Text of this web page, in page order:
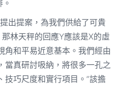
出提案，為我們供給了可貴
那林天秤的回應Y應該是X的虛
角和平易近意基本。我們經由
當真研討吸納，將很多一孔之
技巧尺度和實行項目。”該擔